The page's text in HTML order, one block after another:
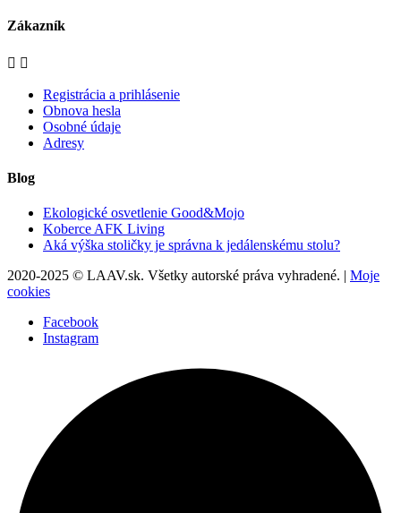
Zákazník
 
Registrácia a prihlásenie
Obnova hesla
Osobné údaje
Adresy
Blog
Ekologické osvetlenie Good&Mojo
Koberce AFK Living
Aká výška stoličky je správna k jedálenskému stolu?
2020-2025 © LAAV.sk. Všetky autorské práva vyhradené. | Moje
cookies
Facebook
Instagram